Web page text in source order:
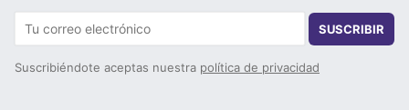
SUSCRIBIR
Suscribiéndote aceptas nuestra política de privacidad